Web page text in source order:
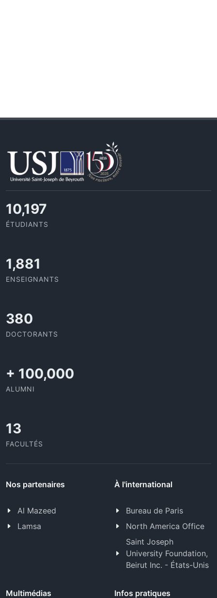
10,506
ÉTUDIANTS
1,938
ENSEIGNANTS
391
DOCTORANTS
+ 100,000
ALUMNI
13
FACULTÉS
Nos partenaires
Al Mazeed
Lamsa
À l'international
Bureau de Paris
North America Office
Saint Joseph
University Foundation,
Beirut Inc. - États-Unis
Multimédias Infos pratiques